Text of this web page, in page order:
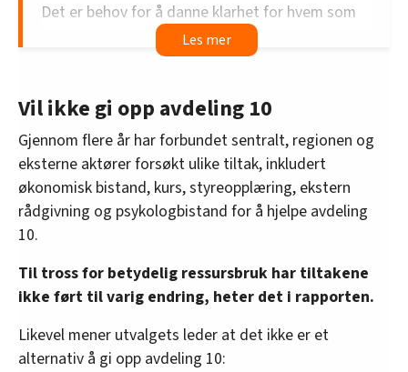
Det er behov for å danne klarhet for hvem som
er ansvarlig for den enkelte varslingssak. I størst
mulig grad må det unngås parallelle løp der flere
uten samordning, da dette skaper usikkerhet og
kan føre til mangelfull oppfølging.
• Klare habilitetsrutiner:
Utvalget mener det er behov for å etablere en
fast prosedyre for habilitetsvurdering ved
organer som skal behandle saker om
administrasjon eller alvorlige konflikter. Videre
bør det stilles krav om skriftlig egenvurdering av
habilitet for alle involverte, samt tydelig
dokumentasjon om hvordan eventuelle spørsmål
Vil ikke gi opp avdeling 10
Gjennom flere år har forbundet sentralt, regionen og
eksterne aktører forsøkt ulike tiltak, inkludert
økonomisk bistand, kurs, styreopplæring, ekstern
rådgivning og psykologbistand for å hjelpe avdeling
10.
Til tross for betydelig ressursbruk har tiltakene
ikke ført til varig endring, heter det i rapporten.
Likevel mener utvalgets leder at det ikke er et
alternativ å gi opp avdeling 10: